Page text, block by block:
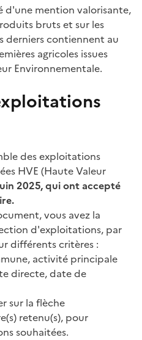
d'une mention valorisante,
bruts et sur les
derniers contiennent au
agricoles issues
Environnementale.
des exploitations
HVE (Haute Valeur
2025, qui ont accepté
vous avez la
d'exploitations, par
différents critères :
activité principale
directe, date de
sur la flèche
retenu(s), pour
souhaitées.